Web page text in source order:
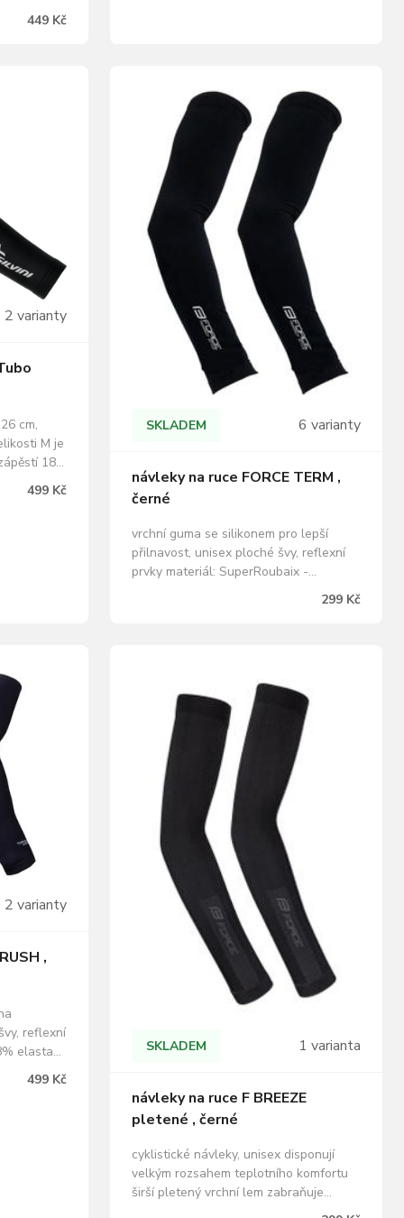
pěkné
449 Kč
2 varianty
cm,
M je
18
30,5
499 Kč
SKLADEM 6 varianty
návleky na ruce FORCE TERM ,
černé
vrchní guma se silikonem pro lepší
přilnavost, unisex ploché švy, reflexní
prvky materiál: SuperRoubaix -
299 Kč
2 varianty
,
reflexní
elastan
499 Kč
SKLADEM 1 varianta
návleky na ruce F BREEZE
pletené , černé
cyklistické návleky, unisex disponují
velkým rozsahem teplotního komfortu
širší pletený vrchní lem zabraňuje